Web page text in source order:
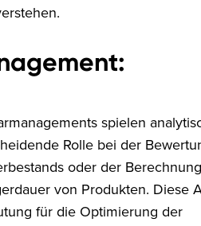
spielen
Rolle bei der
oder der
von Produkten. Diese
für die Optimierung der